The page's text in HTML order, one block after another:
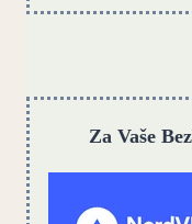
Za Vaše